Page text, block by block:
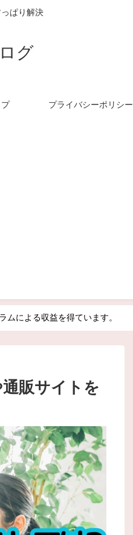
ぱり解決
グ
プライバシーポリシー
ムによる収益を得ています。
販サイトを